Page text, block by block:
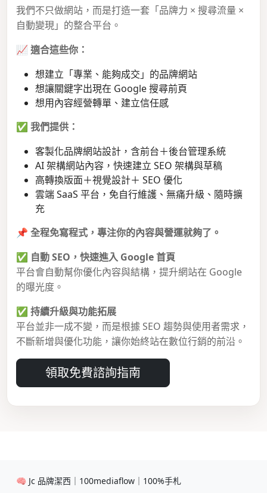
我們不只做網站，而是打造一套「品牌力 × 搜尋流量 ×
自動變現」的整合平台。
📈 適合這些你：
想建立「專業、能夠成交」的品牌網站
想讓關鍵字出現在 Google 搜尋前頁
想用內容經營轉單、建立信任感
✅ 我們提供：
客製化品牌網站設計，含前台＋後台管理系統
AI 架構網站內容，快速建立 SEO 架構與草稿
高轉換版面＋視覺設計＋ SEO 優化
雲端 SaaS 平台，免自行維護、無痛升級、隨時擴
充
📌 全程免寫程式，專注你的內容與營運就夠了。
✅ 自動 SEO，快速進入 Google 首頁
平台會自動幫你優化內容與結構，提升網站在 Google
的曝光度。
✅ 持續升級與功能拓展
平台並非一成不變，而是根據 SEO 趨勢與使用者需求，
不斷新增與優化功能，讓你始終站在數位行銷的前沿。
領取免費諮詢指南
🧠 Jc 品牌潔西｜100mediaflow｜100%手札